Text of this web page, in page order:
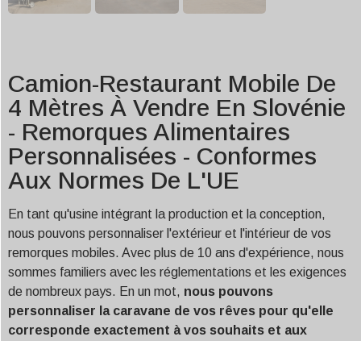
Camion-Restaurant Mobile De
4 Mètres À Vendre En Slovénie
- Remorques Alimentaires
Personnalisées - Conformes
Aux Normes De L'UE
En tant qu'usine intégrant la production et la conception,
nous pouvons personnaliser l'extérieur et l'intérieur de vos
remorques mobiles. Avec plus de 10 ans d'expérience, nous
sommes familiers avec les réglementations et les exigences
de nombreux pays. En un mot, nous pouvons
personnaliser la caravane de vos rêves pour qu'elle
corresponde exactement à vos souhaits et aux